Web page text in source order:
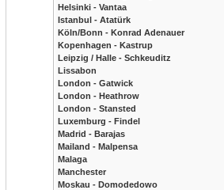
Helsinki - Vantaa
Istanbul - Atatürk
Köln/Bonn - Konrad Adenauer
Kopenhagen - Kastrup
Leipzig / Halle - Schkeuditz
Lissabon
London - Gatwick
London - Heathrow
London - Stansted
Luxemburg - Findel
Madrid - Barajas
Mailand - Malpensa
Malaga
Manchester
Moskau - Domodedowo